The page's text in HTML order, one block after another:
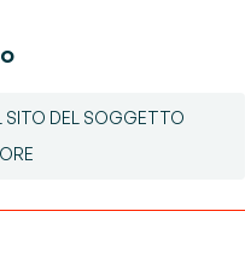
SITO DEL SOGGETTO